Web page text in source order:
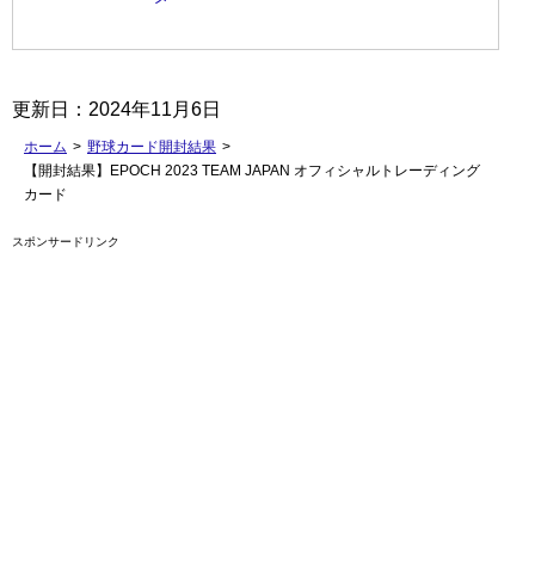
更新日： 2024年11月6日
ホーム > 野球カード開封結果 >
【開封結果】EPOCH 2023 TEAM JAPAN オフィシャルトレーディング
カード
スポンサードリンク